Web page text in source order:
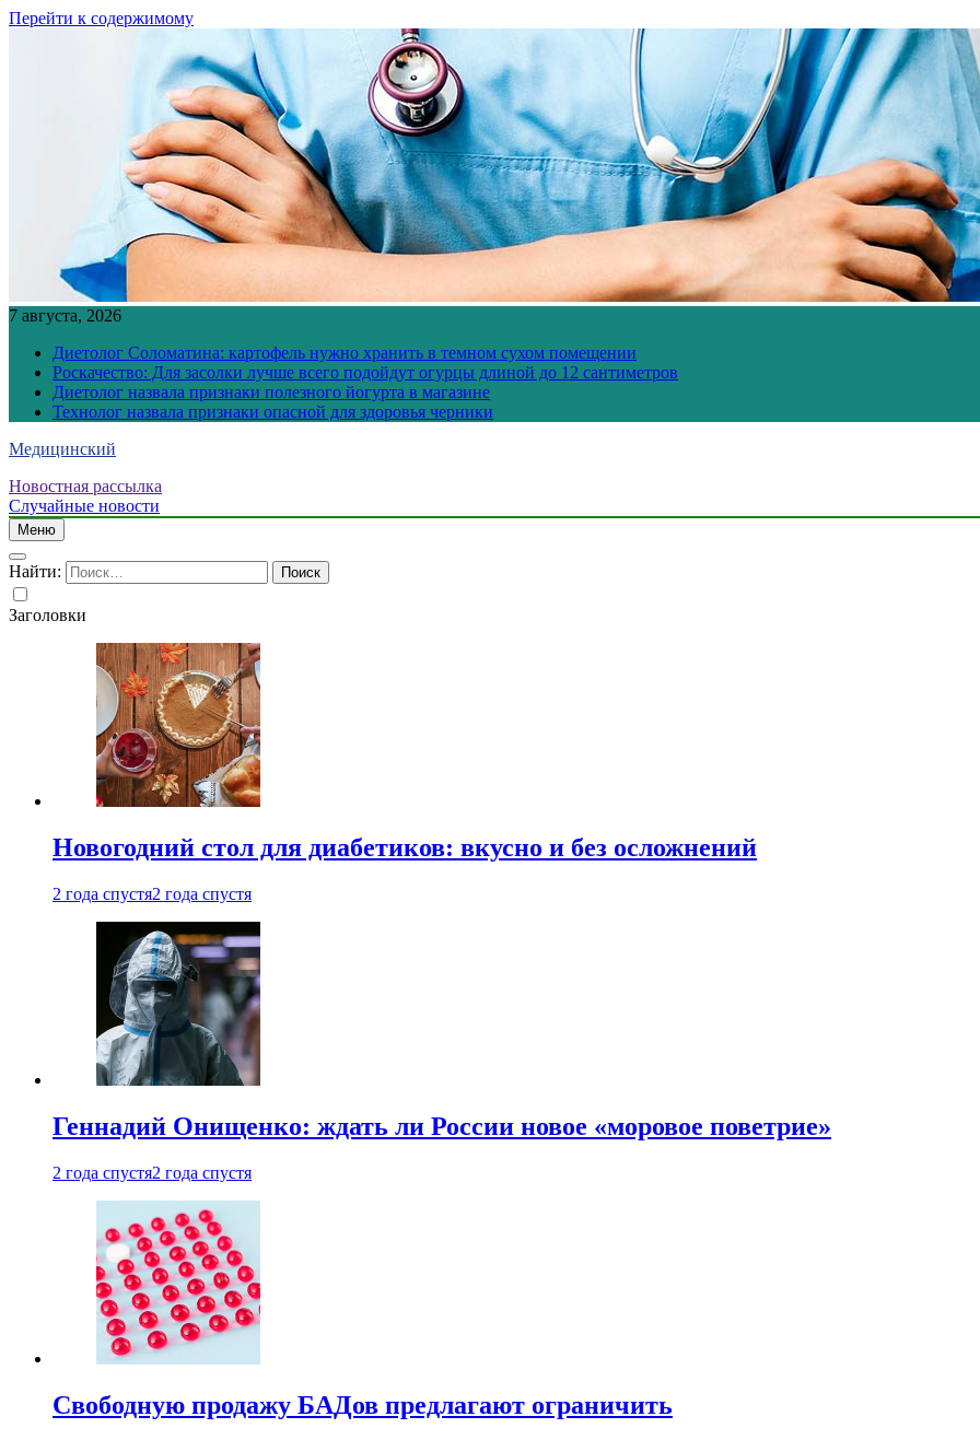
Перейти к содержимому
7 августа, 2026
Диетолог Соломатина: картофель нужно хранить в темном сухом помещении
Роскачество: Для засолки лучше всего подойдут огурцы длиной до 12 сантиметров
Диетолог назвала признаки полезного йогурта в магазине
Технолог назвала признаки опасной для здоровья черники
Медицинский
Новостная рассылка
Случайные новости
Меню
Найти:
Заголовки
Новогодний стол для диабетиков: вкусно и без осложнений
2 года спустя2 года спустя
Геннадий Онищенко: ждать ли России новое «моровое поветрие»
2 года спустя2 года спустя
Свободную продажу БАДов предлагают ограничить